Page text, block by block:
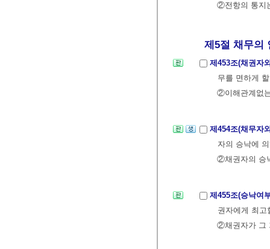
②전항의 통지
제5절 채무의
제453조(채권자
무를 면하게
②이해관계없
제454조(채무자
자의 승낙에
②채권자의 승
제455조(승낙여
권자에게 최고
②채권자가 그